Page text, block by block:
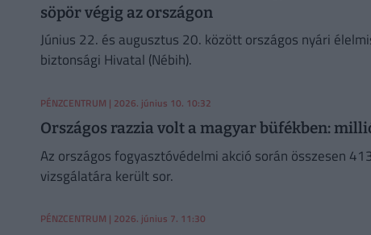
söpör végig az országon
Június 22. és augusztus 20. között országos nyári
biztonsági Hivatal (Nébih).
PÉNZCENTRUM | 2026. június 10. 10:32
Országos razzia volt a magyar büfékben:
Az országos fogyasztóvédelmi akció során összesen
vizsgálatára került sor.
PÉNZCENTRUM | 2026. június 7. 11:30